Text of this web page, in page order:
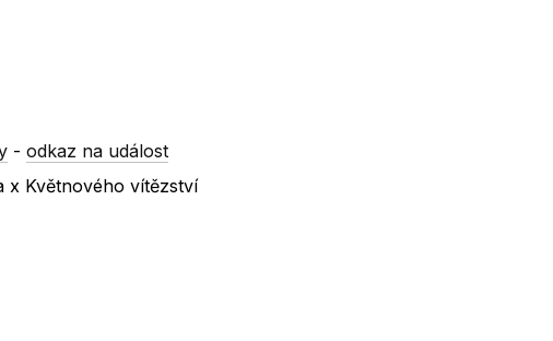
-odkaz na událost
x Květnového vítězství